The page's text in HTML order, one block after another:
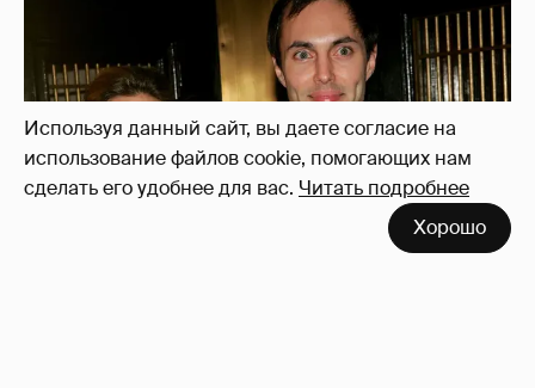
Используя данный сайт, вы даете согласие на
использование файлов cookie, помогающих нам
сделать его удобнее для вас. Читать подробнее
Хорошо